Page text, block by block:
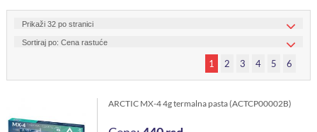
1 2 3 4 5 6
ARCTIC MX-4 4g termalna pasta (ACTCP00002B)